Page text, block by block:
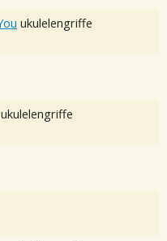
ukulelengriffe
ukulelengriffe